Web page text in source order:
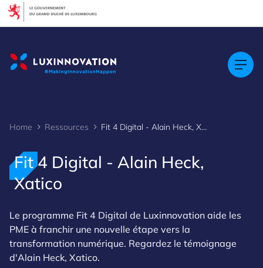
Home Ressources Fit 4 Digital - Alain Heck, Xatico
Fit 4 Digital - Alain Heck,
Xatico
Le programme Fit 4 Digital de Luxinnovation aide les
PME à franchir une nouvelle étape vers la
transformation numérique. Regardez le témoignage
d'Alain Heck, Xatico.
Cookies management panel